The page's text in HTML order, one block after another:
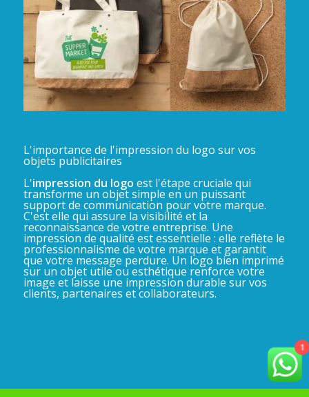
L'importance de l'impression du logo sur vos
objets publicitaires
L'impression du logo est l'étape cruciale qui
transforme un objet simple en un puissant
support de communication pour votre marque.
C'est elle qui assure la visibilité et la
reconnaissance de votre entreprise. Une
impression de qualité est essentielle : elle reflète le
professionnalisme de votre marque et garantit
que votre message perdure. Un logo bien imprimé
sur un objet utile ou esthétique renforce votre
image et laisse une impression durable sur vos
clients, partenaires et collaborateurs.
1